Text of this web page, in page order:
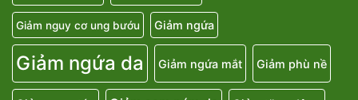
Giảm nguy cơ ung bướu Giảm ngứa
Giảm ngứa da Giảm ngứa mắt Giảm phù nề